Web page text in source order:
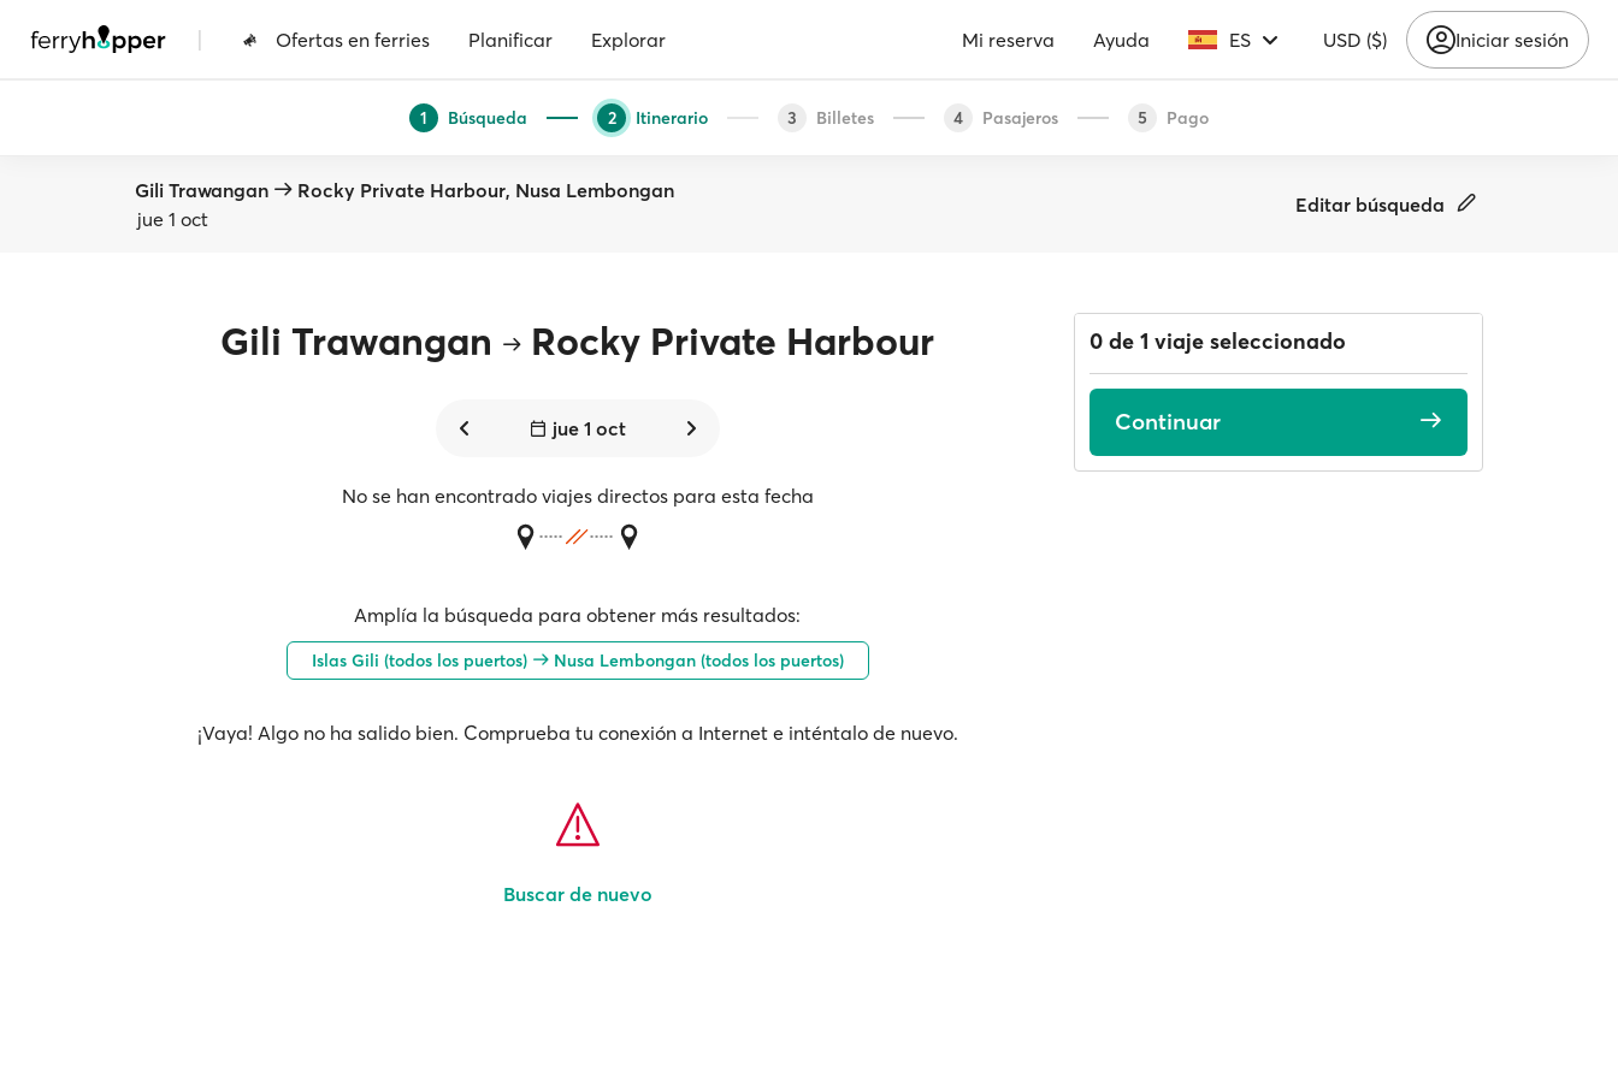
| Ofertas en ferries Planificar Explorar Mi reserva Ayuda ES USD ($) Iniciar sesión
1 Búsqueda 2 Itinerario 3 Billetes 4 Pasajeros 5 Pago
Gili Trawangan
Rocky Private Harbour, Nusa Lembongan
jue 1 oct
Editar búsqueda
Gili Trawangan Rocky Private Harbour
jue 1 oct
No se han encontrado viajes directos para esta fecha
Amplía la búsqueda para obtener más resultados:
Islas Gili (todos los puertos) Nusa Lembongan (todos los puertos)
¡Vaya! Algo no ha salido bien. Comprueba tu conexión a Internet e inténtalo de nuevo.
Buscar de nuevo
0 de 1 viaje seleccionado
Continuar